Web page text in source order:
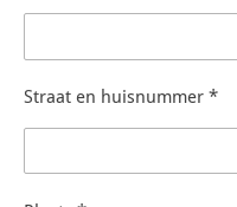
Straat en huisnummer *